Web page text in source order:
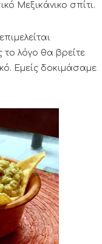
Μεξικάνικο σπίτι.
το λόγο θα βρείτε
Εμείς δοκιμάσαμε